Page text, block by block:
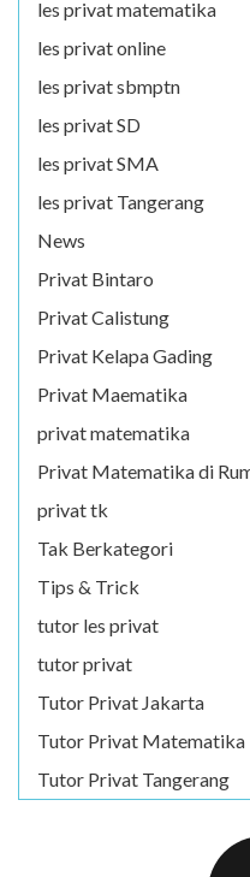
les privat matematika
les privat online
les privat sbmptn
les privat SD
les privat SMA
les privat Tangerang
News
Privat Bintaro
Privat Calistung
Privat Kelapa Gading
Privat Maematika
privat matematika
Privat Matematika di
privat tk
Tak Berkategori
Tips & Trick
tutor les privat
tutor privat
Tutor Privat Jakarta
Tutor Privat Matematika
Tutor Privat Tangerang